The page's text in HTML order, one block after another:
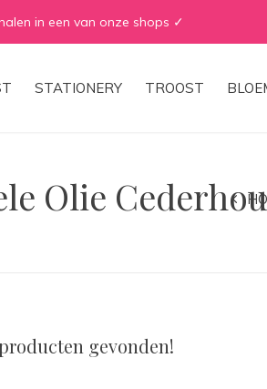
STATIONERY TROOST
♡ TO REDUCE & RECYCLE
Olie
gevonden!